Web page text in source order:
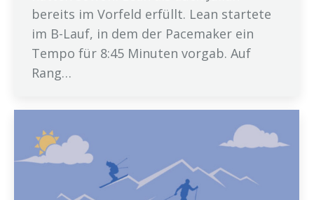
bereits im Vorfeld erfüllt. Lean startete
im B-Lauf, in dem der Pacemaker ein
Tempo für 8:45 Minuten vorgab. Auf
Rang…